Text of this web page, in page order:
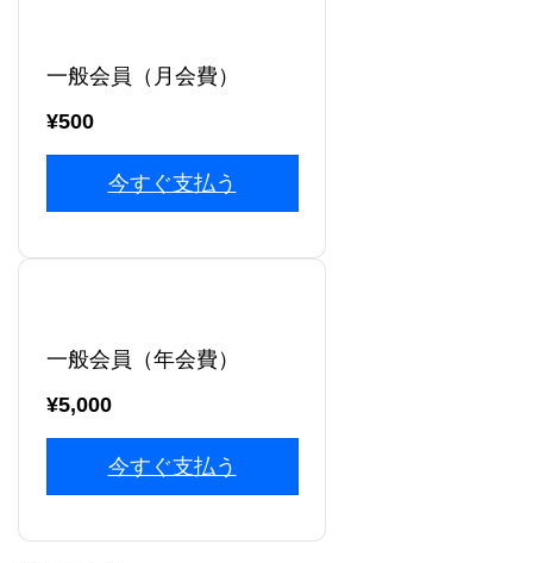
一般会員（月会費）
¥500
今すぐ支払う
一般会員（年会費）
¥5,000
今すぐ支払う